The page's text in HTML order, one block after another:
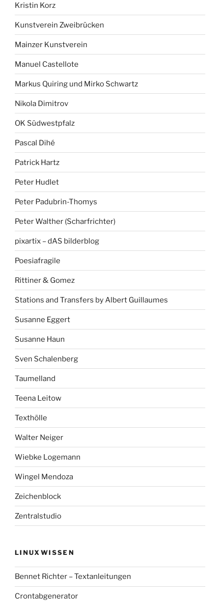
Kristin Korz
Kunstverein Zweibrücken
Mainzer Kunstverein
Manuel Castellote
Markus Quiring und Mirko Schwartz
Nikola Dimitrov
OK Südwestpfalz
Pascal Dihé
Patrick Hartz
Peter Hudlet
Peter Padubrin-Thomys
Peter Walther (Scharfrichter)
pixartix – dAS bilderblog
Poesiafragile
Rittiner & Gomez
Stations and Transfers by Albert Guillaumes
Susanne Eggert
Susanne Haun
Sven Schalenberg
Taumelland
Teena Leitow
Texthölle
Walter Neiger
Wiebke Logemann
Wingel Mendoza
Zeichenblock
Zentralstudio
LINUXWISSEN
Bennet Richter – Textanleitungen
Crontabgenerator